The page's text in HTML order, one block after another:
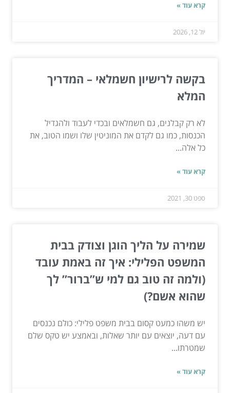
קרא עוד »
יול 12, 2026
בקשה לרישיון חשמלאי – המדריך
המלא
לא רק קבלנים, גם חשמלאים ובכדי לעבוד ולהגדיל
הכנסות, כמו גם לקדם את המוניטין שלו ושמו הטוב, את
כל אלה...
קרא עוד »
ספט 30, 2021
שמירה על הליך הוגן וצודק בבית
המשפט הפלילי: איך זה באמת עובד
(ולמה זה טוב גם למי ש”ברור” לך
שהוא אשם?)
יש משהו כמעט קסום בבית משפט פלילי: כולם נכנסים
עם דעה, יוצאים עם יותר שאלות, ובאמצע יש טקס שלם
שמטרתו...
קרא עוד »